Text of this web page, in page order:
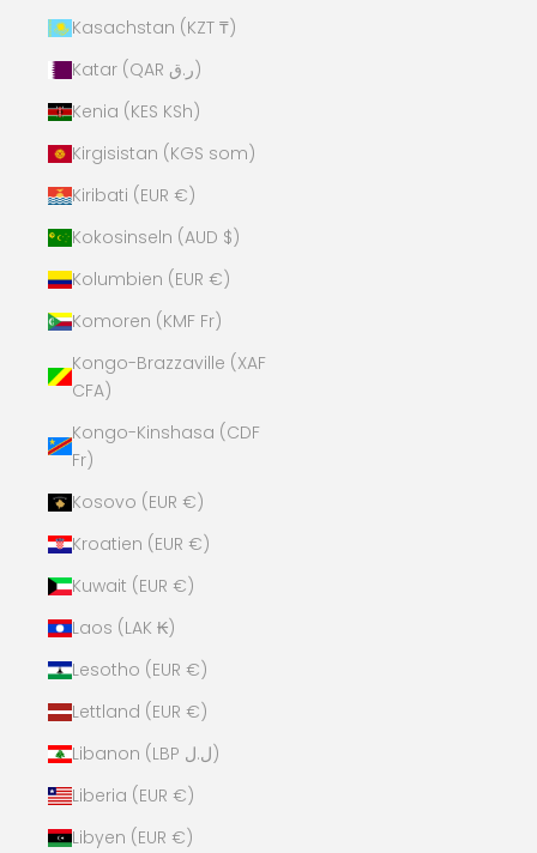
Kasachstan (KZT ₸)
Katar (QAR ر.ق)
Kenia (KES KSh)
Kirgisistan (KGS som)
Kiribati (EUR €)
Kokosinseln (AUD $)
Kolumbien (EUR €)
Komoren (KMF Fr)
Kongo-Brazzaville (XAF
CFA)
Kongo-Kinshasa (CDF
Fr)
Kosovo (EUR €)
Kroatien (EUR €)
Kuwait (EUR €)
Laos (LAK ₭)
Lesotho (EUR €)
Lettland (EUR €)
Libanon (LBP ل.ل)
Liberia (EUR €)
Libyen (EUR €)